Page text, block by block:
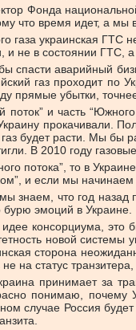
Фонда
что время идет, а мы
газа украинская
и не в состоянии ГТС,
спасти аварийный
газ проходит
прямые убытки,
и часть
прокачивали.
газ будет расти. Мы
В 2010 году
потока”, то в
и если мы
знаем, что год
эмоций в Украине.
консорциума, это
новой
сторона
на статус
принимает за
понимаю,
случае Россия